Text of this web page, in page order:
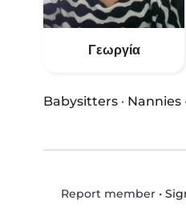
Γεωργία
Babysitters · Nannies
Report member•